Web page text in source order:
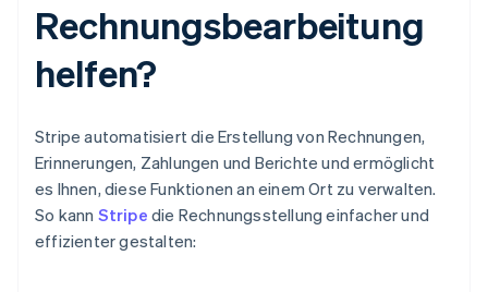
Rechnungsbearbeitung
helfen?
Stripe automatisiert die Erstellung von Rechnungen,
Erinnerungen, Zahlungen und Berichte und ermöglicht
es Ihnen, diese Funktionen an einem Ort zu verwalten.
So kann Stripe die Rechnungsstellung einfacher und
effizienter gestalten: